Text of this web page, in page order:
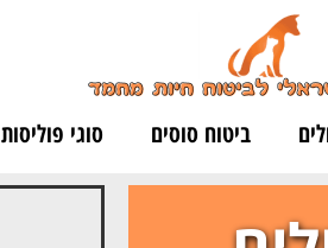
ביטוח סוסים סוגי פוליסות